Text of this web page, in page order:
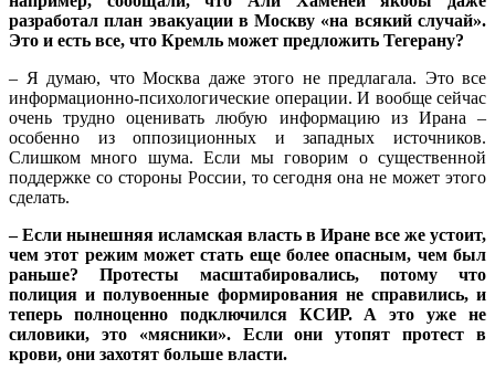
разработал план эвакуации в Москву «на всякий случай».
Это и есть все, что Кремль может предложить Тегерану?
– Я думаю, что Москва даже этого не предлагала. Это все
информационно-психологические операции. И вообще сейчас
очень трудно оценивать любую информацию из Ирана –
особенно из оппозиционных и западных источников.
Слишком много шума. Если мы говорим о существенной
поддержке со стороны России, то сегодня она не может этого
сделать.
– Если нынешняя исламская власть в Иране все же устоит,
чем этот режим может стать еще более опасным, чем был
раньше? Протесты масштабировались, потому что
полиция и полувоенные формирования не справились, и
теперь полноценно подключился КСИР. А это уже не
силовики, это «мясники». Если они утопят протест в
крови, они захотят больше власти.